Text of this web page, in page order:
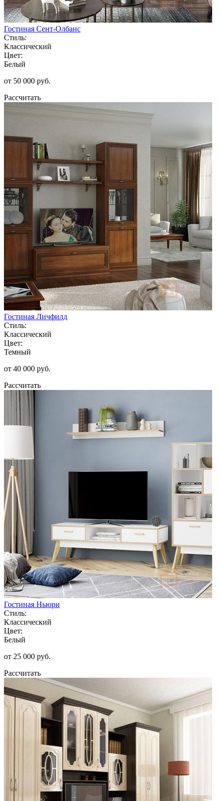
Гостиная Сент-Олбанс
Стиль:
Классический
Цвет:
Белый
от 50 000 руб.
Рассчитать
Гостиная Личфилд
Стиль:
Классический
Цвет:
Темный
от 40 000 руб.
Рассчитать
Гостиная Ньюри
Стиль:
Классический
Цвет:
Белый
от 25 000 руб.
Рассчитать